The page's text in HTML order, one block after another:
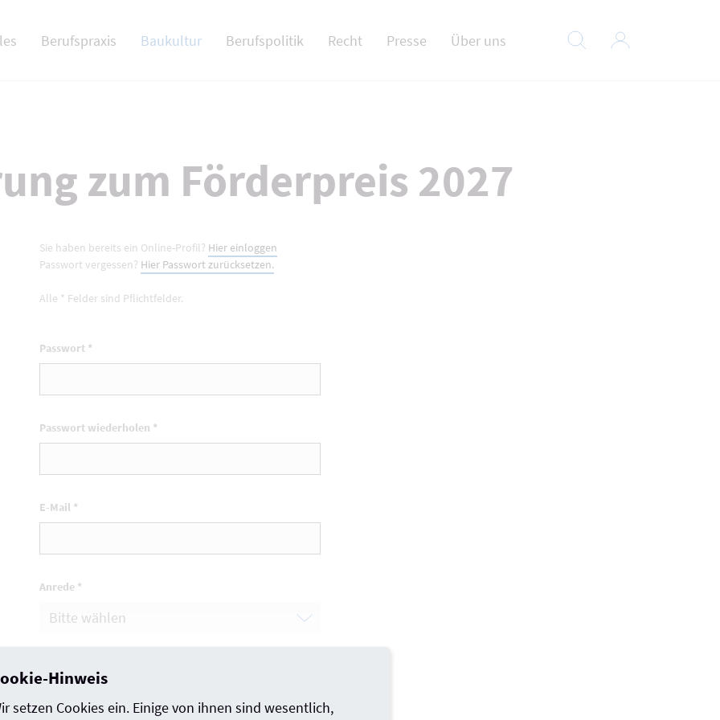
Berufspraxis Baukultur Berufspolitik Recht Presse Über uns
zum Förderpreis 2027
Sie haben bereits ein Online-Profil? Hier einloggen
Passwort vergessen? Hier Passwort zurücksetzen.
Alle * Felder sind Pflichtfelder.
Passwort *
Passwort wiederholen *
E-Mail *
Anrede *
Hinweis
setzen Cookies ein. Einige von ihnen sind wesentlich,